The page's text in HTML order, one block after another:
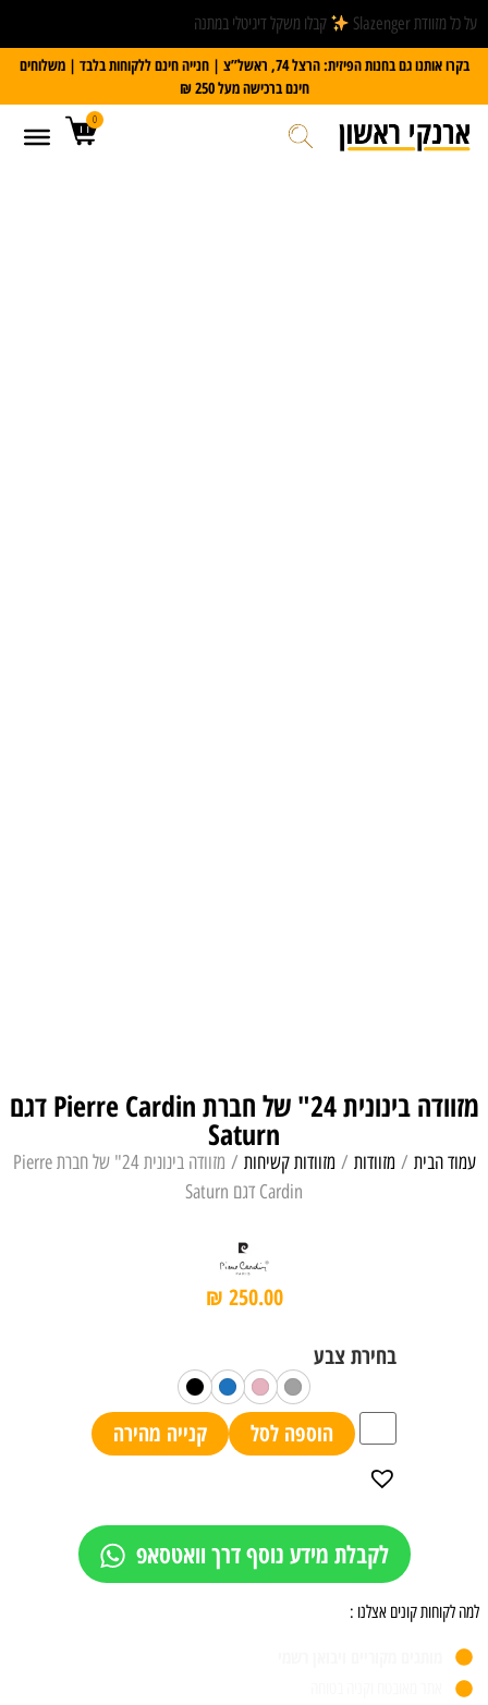
על כל מזוודת Slazenger
קבלו משקל דיגיטלי במתנה
בקרו אותנו גם בחנות הפיזית: הרצל 74, ראשל”צ | חנייה חינם ללקוחות בלבד | משלוחים
חינם ברכישה מעל 250 ₪
0
מזוודה בינונית 24" של חברת Pierre Cardin דגם
Saturn
עמוד הבית / מזוודות / מזוודות קשיחות
/ מזוודה בינונית 24" של חברת Pierre
Cardin דגם Saturn
₪ 250.00
הוספה לסל קנייה מהירה
לקבלת מידע נוסף דרך וואטסאפ
למה לקוחות קונים אצלנו :